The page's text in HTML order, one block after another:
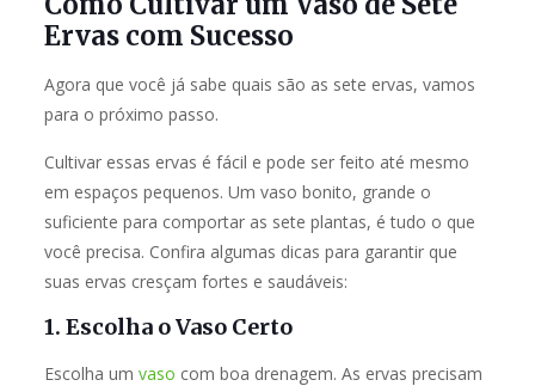
Ervas com Sucesso
Agora que você já sabe quais são as sete ervas, vamos
para o próximo passo.
Cultivar essas ervas é fácil e pode ser feito até mesmo
em espaços pequenos. Um vaso bonito, grande o
suficiente para comportar as sete plantas, é tudo o que
você precisa. Confira algumas dicas para garantir que
suas ervas cresçam fortes e saudáveis:
1. Escolha o Vaso Certo
Escolha um vaso com boa drenagem. As ervas precisam